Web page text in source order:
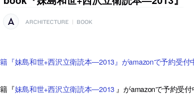
ARCHITECTURE | BOOK
『妹島和世+西沢立衛読本―2013』がamazonで予約受付
『妹島和世+西沢立衛読本―2013 』がamazonで予約受